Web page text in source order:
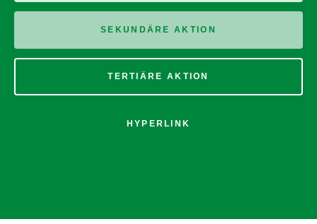
SEKUNDÄRE AKTION
TERTIÄRE AKTION
HYPERLINK